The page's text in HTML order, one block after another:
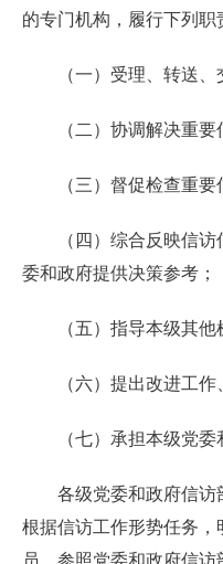
的专门机构，履行下列职
（一）受理、转送、
（二）协调解决重要
（三）督促检查重要
（四）综合反映信访
委和政府提供决策参考；
（五）指导本级其他
（六）提出改进工作
（七）承担本级党委
各级党委和政府信访
根据信访工作形势任务，
员，参照党委和政府信访